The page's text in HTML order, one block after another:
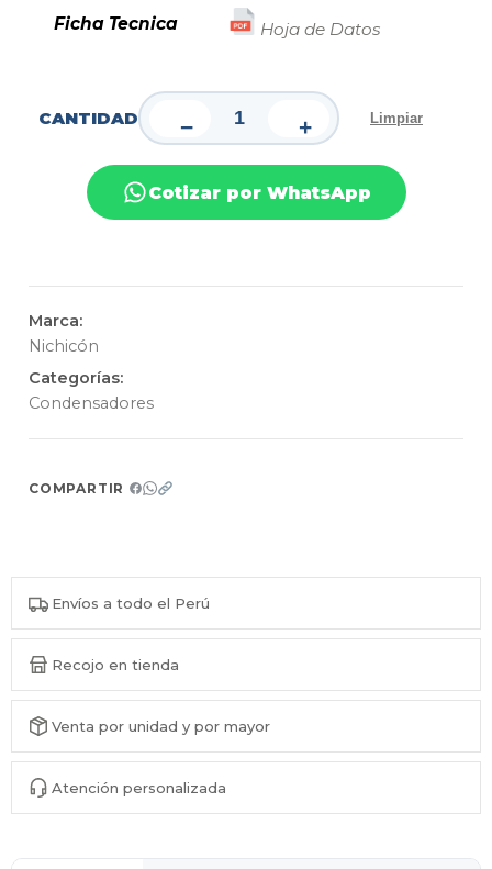
Ficha Tecnica
Hoja de Datos
CANTIDAD − + Limpiar
Cotizar por WhatsApp
Marca:
Nichicón
Categorías:
Condensadores
COMPARTIR
Envíos a todo el Perú
Recojo en tienda
Venta por unidad y por mayor
Atención personalizada